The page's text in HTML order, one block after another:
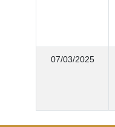
07/03/2025